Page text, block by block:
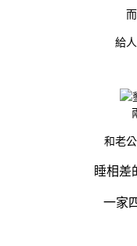
給
和老
睡相差
一家